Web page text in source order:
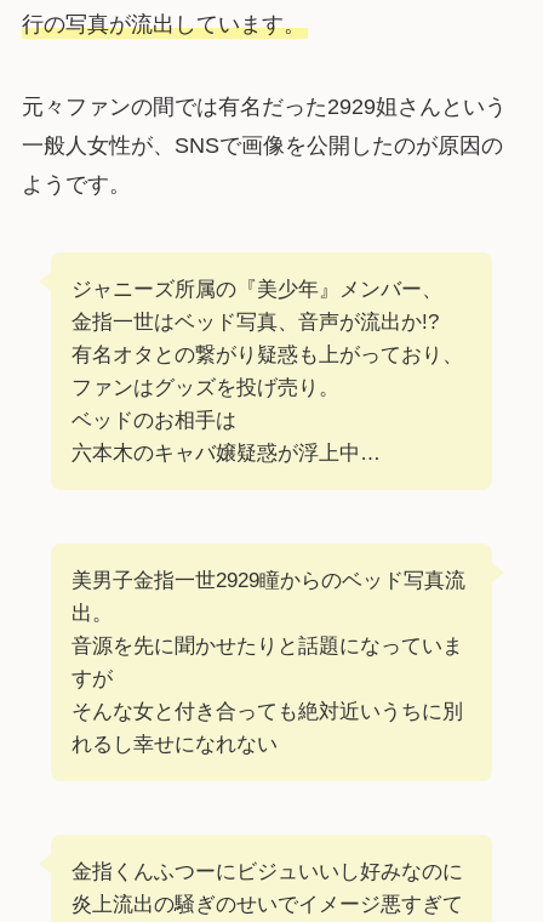
行の写真が流出しています。
元々ファンの間では有名だった2929姐さんという
一般人女性が、SNSで画像を公開したのが原因の
ようです。
ジャニーズ所属の『美少年』メンバー、
金指一世はベッド写真、音声が流出か!?
有名オタとの繋がり疑惑も上がっており、
ファンはグッズを投げ売り。
ベッドのお相手は
六本木のキャバ嬢疑惑が浮上中…
美男子金指一世2929瞳からのベッド写真流
出。
音源を先に聞かせたりと話題になっていま
すが
そんな女と付き合っても絶対近いうちに別
れるし幸せになれない
金指くんふつーにビジュいいし好みなのに
炎上流出の騒ぎのせいでイメージ悪すぎて